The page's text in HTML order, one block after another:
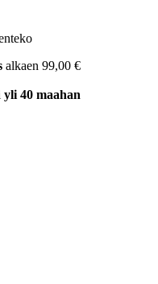
alkaen 99,00 €
yli 40 maahan